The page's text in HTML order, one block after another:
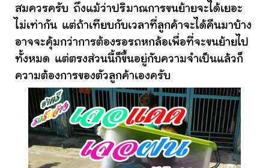
สมควรครับ ถึงแม้ว่าปริมาณการขนย้ายจะได้เยอะ
ไม่เท่ากัน แต่ถ้าเทียบกับเวลาที่ลูกค้าจะได้คืนมาบ้าง
อาจจะคุ้มกว่าการต้องรอรถหกล้อเพื่อที่จะขนย้ายไป
ทั้งหมด แต่ตรงส่วนนี้ก็ขึ้นอยู่กับความจำเป็นแล้วก็
ความต้องการของตัวลูกค้าเองครับ